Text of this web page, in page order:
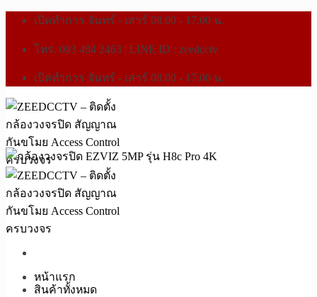
เปิดทำการ จันทร์ - เสาร์ 08.00 - 17.00 น.
โทร. 093 494 2463 | LINE ID : zeedcctv
เปิดทำการ จันทร์ - เสาร์ 08.00 - 17.00 น.
หน้าแรก
สินค้าทั้งหมด